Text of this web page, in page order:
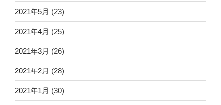
2021年5月 (23)
2021年4月 (25)
2021年3月 (26)
2021年2月 (28)
2021年1月 (30)